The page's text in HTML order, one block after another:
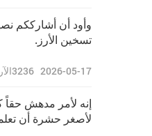
وأود أن أشارككم
تسخين الأرز.
2026-05-17
3236
إنه لأمر مدهش
لأصغر حشرة أن